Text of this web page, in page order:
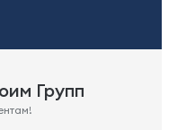
Групп